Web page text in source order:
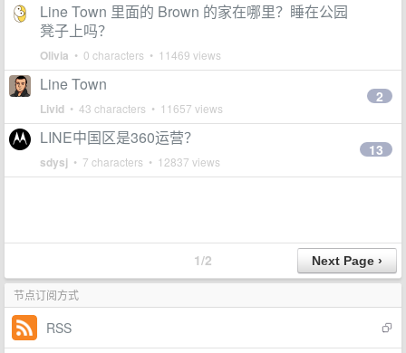
Line Town 里面的 Brown 的家在哪里？睡在公园
凳子上吗？
Olivia • 0 characters • 11469 views
Line Town
Livid • 43 characters • 11657 views
2
LINE中国区是360运营？
sdysj • 7 characters • 12837 views
13
1/2
节点订阅方式
RSS